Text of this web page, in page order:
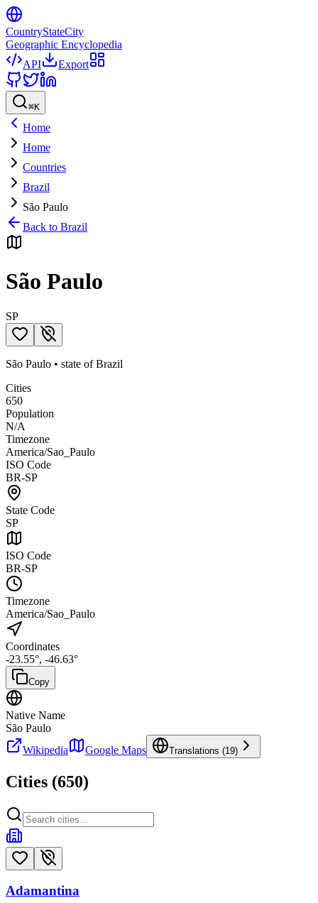
CountryStateCity
Geographic Encyclopedia
API
Export
⌘K
Home
Home
Countries
Brazil
São Paulo
Back to Brazil
São Paulo
SP
São Paulo • state ofBrazil
Cities
650
Population
N/A
Timezone
America/Sao_Paulo
ISO Code
BR-SP
State Code
SP
ISO Code
BR-SP
Timezone
America/Sao_Paulo
Coordinates
-23.55°, -46.63°
Copy
Native Name
São Paulo
Wikipedia
Google Maps Translations (19)
Cities (650)
Adamantina